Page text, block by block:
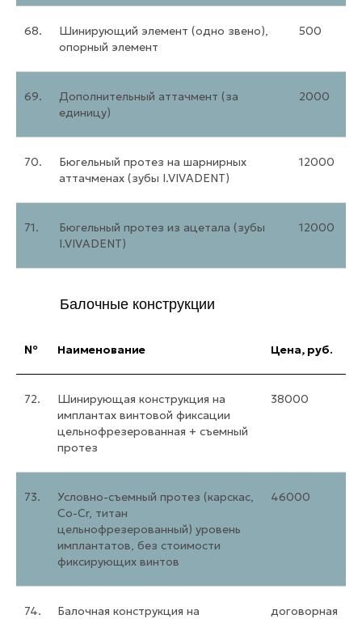
68.
Шинирующий элемент (одно звено),
опорный элемент
500
69.
Дополнительный аттачмент (за
единицу)
2000
70.
Бюгельный протез на шарнирных
аттачменах (зубы I.VIVADENT)
12000
71.
Бюгельный протез из ацетала (зубы
I.VIVADENT)
12000
Балочные конструкции
№ Наименование Цена, руб.
72.
Шинирующая конструкция на
имплантах винтовой фиксации
цельнофрезерованная + съемный
протез
38000
73.
Условно-съемный протез (карскас,
Со-Сr, титан
цельнофрезерованный) уровень
имплантатов, без стоимости
фиксирующих винтов
46000
74.
Балочная конструкция на
договорная